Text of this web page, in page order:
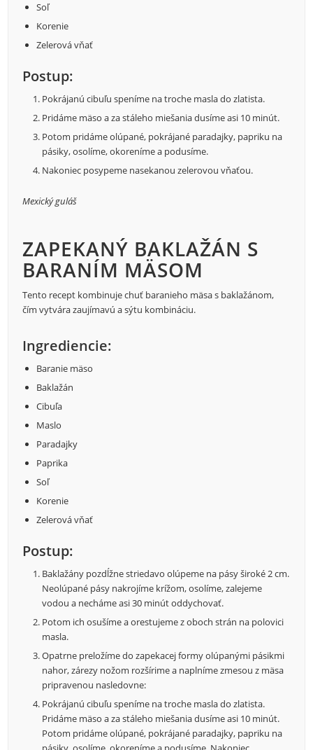
Soľ
Korenie
Zelerová vňať
Postup:
Pokrájanú cibuľu speníme na troche masla do zlatista.
Pridáme mäso a za stáleho miešania dusíme asi 10 minút.
Potom pridáme olúpané, pokrájané paradajky, papriku na
pásiky, osolíme, okoreníme a podusíme.
Nakoniec posypeme nasekanou zelerovou vňaťou.
Mexický guláš
ZAPEKANÝ BAKLAŽÁN S
BARANÍM MÄSOM
Tento recept kombinuje chuť baranieho mäsa s baklažánom,
čím vytvára zaujímavú a sýtu kombináciu.
Ingrediencie:
Baranie mäso
Baklažán
Cibuľa
Maslo
Paradajky
Paprika
Soľ
Korenie
Zelerová vňať
Postup:
Baklažány pozdĺžne striedavo olúpeme na pásy široké 2 cm.
Neolúpané pásy nakrojíme krížom, osolíme, zalejeme
vodou a necháme asi 30 minút oddychovať.
Potom ich osušíme a orestujeme z oboch strán na polovici
masla.
Opatrne preložíme do zapekacej formy olúpanými pásikmi
nahor, zárezy nožom rozšírime a naplníme zmesou z mäsa
pripravenou nasledovne:
Pokrájanú cibuľu speníme na troche masla do zlatista.
Pridáme mäso a za stáleho miešania dusíme asi 10 minút.
Potom pridáme olúpané, pokrájané paradajky, papriku na